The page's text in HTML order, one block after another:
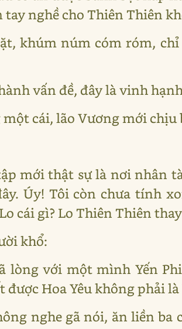
tay nghề cho Thiên Thiên
khúm núm cóm róm,
vấn đề, đây là vinh
cái, lão Vương mới chịu
mới thật sự là nơi nhân
Úy! Tôi còn chưa tính
cái gì? Lo Thiên Thiên
khổ:
lòng với một mình Yến
được Hoa Yêu không phải
nghe gã nói, ăn liền